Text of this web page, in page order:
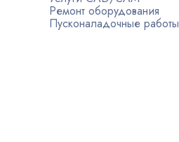
Ремонт оборудования
Пусконаладочные работы